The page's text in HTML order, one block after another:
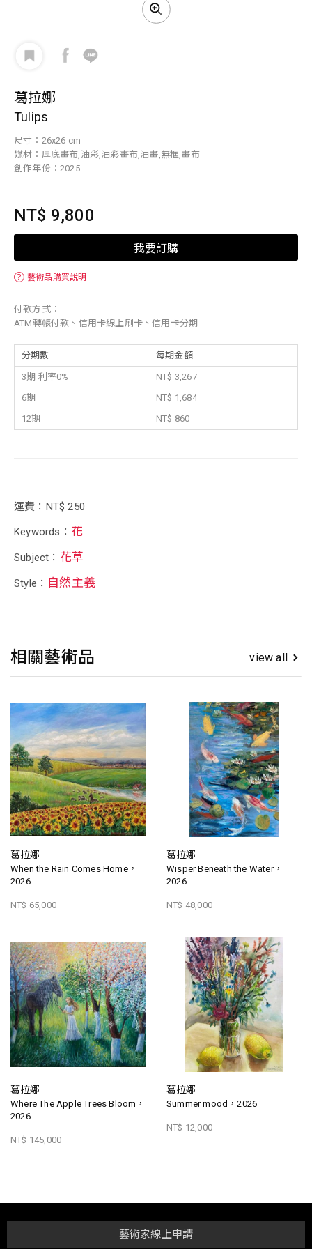
葛拉娜
Tulips
尺寸：26x26 cm
媒材：厚底畫布,油彩,油彩畫布,油畫,無框,畫布
創作年份：2025
NT$ 9,800
我要訂購
？ 藝術品購買說明
付款方式：
ATM轉帳付款、信用卡線上刷卡、信用卡分期
分期數 每期金額
3期 利率0%
NT$ 3,267
6期
NT$ 1,684
12期
NT$ 860
運費：NT$ 250
Keywords： 花
Subject： 花草
Style： 自然主義
相關藝術品 view all
葛拉娜
When the Rain Comes Home，
2026
NT$ 65,000
葛拉娜
Wisper Beneath the Water，
2026
NT$ 48,000
葛拉娜
Where The Apple Trees Bloom，
2026
NT$ 145,000
葛拉娜
Summer mood，2026
NT$ 12,000
藝術家線上申請